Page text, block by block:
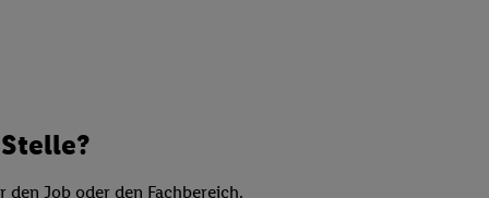
Job oder den Fachbereich.